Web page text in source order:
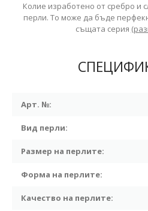
Колие изработено от сребро и
перли. То може да бъде
същата серия
Арт. №:
Вид перли:
Размер на перлите:
Форма на перлите:
Качество на перлите: